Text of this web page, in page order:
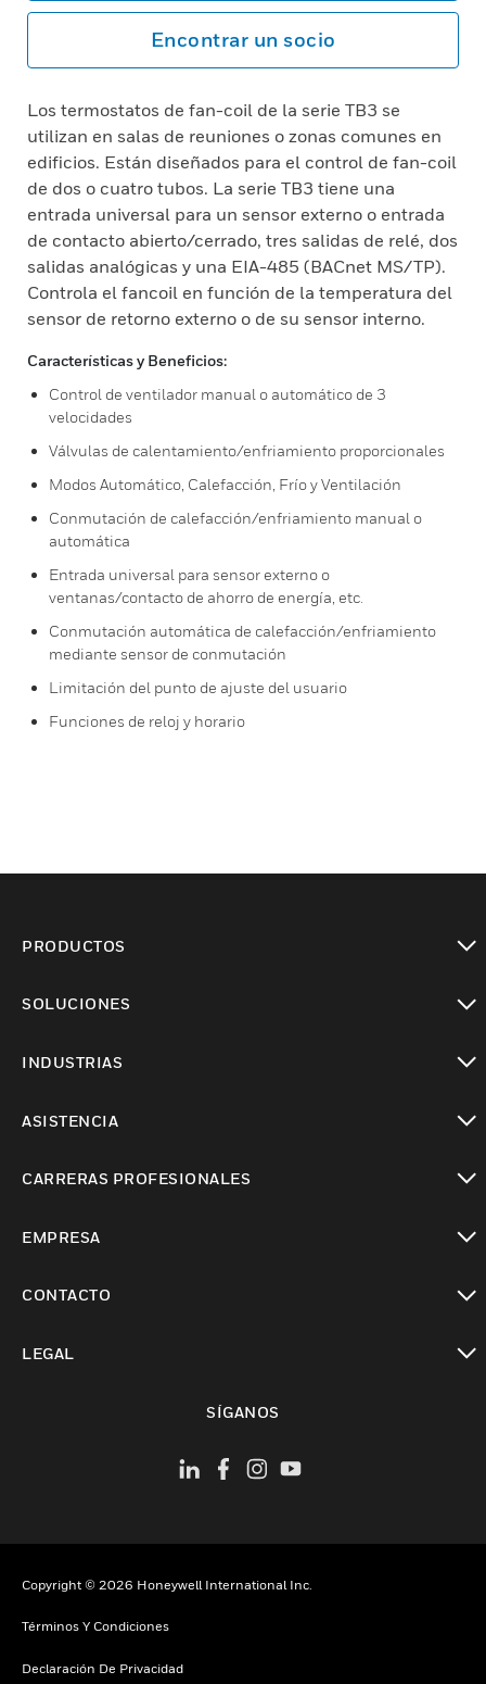
Encontrar un socio
Los termostatos de fan-coil de la serie TB3 se
utilizan en salas de reuniones o zonas comunes en
edificios. Están diseñados para el control de fan-coil
de dos o cuatro tubos. La serie TB3 tiene una
entrada universal para un sensor externo o entrada
de contacto abierto/cerrado, tres salidas de relé, dos
salidas analógicas y una EIA-485 (BACnet MS/TP).
Controla el fancoil en función de la temperatura del
sensor de retorno externo o de su sensor interno.
Características y Beneficios:
Control de ventilador manual o automático de 3
velocidades
Válvulas de calentamiento/enfriamiento proporcionales
Modos Automático, Calefacción, Frío y Ventilación
Conmutación de calefacción/enfriamiento manual o
automática
Entrada universal para sensor externo o
ventanas/contacto de ahorro de energía, etc.
Conmutación automática de calefacción/enfriamiento
mediante sensor de conmutación
Limitación del punto de ajuste del usuario
Funciones de reloj y horario
PRODUCTOS
SOLUCIONES
INDUSTRIAS
ASISTENCIA
CARRERAS PROFESIONALES
EMPRESA
CONTACTO
LEGAL
SÍGANOS
Copyright © 2026 Honeywell International Inc.
Términos Y Condiciones
Declaración De Privacidad